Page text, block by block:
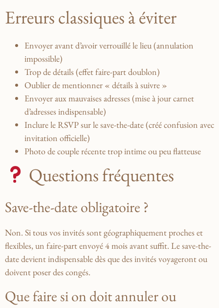
Erreurs classiques à éviter
Envoyer avant d’avoir verrouillé le lieu (annulation
impossible)
Trop de détails (effet faire-part doublon)
Oublier de mentionner « détails à suivre »
Envoyer aux mauvaises adresses (mise à jour carnet
d’adresses indispensable)
Inclure le RSVP sur le save-the-date (créé confusion avec
invitation officielle)
Photo de couple récente trop intime ou peu flatteuse
Questions fréquentes
Save-the-date obligatoire ?
Non. Si tous vos invités sont géographiquement proches et
flexibles, un faire-part envoyé 4 mois avant suffit. Le save-the-
date devient indispensable dès que des invités voyageront ou
doivent poser des congés.
Que faire si on doit annuler ou